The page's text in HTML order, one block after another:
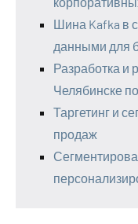
Шина Kafka в
данными для
Разработка и
Челябинске
Таргетинг и
продаж